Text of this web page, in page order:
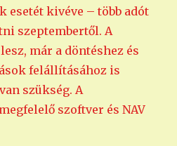
esetét kivéve – több adót
szeptembertől. A
már a döntéshez és
felállításához is
szükség. A
szoftver és NAV